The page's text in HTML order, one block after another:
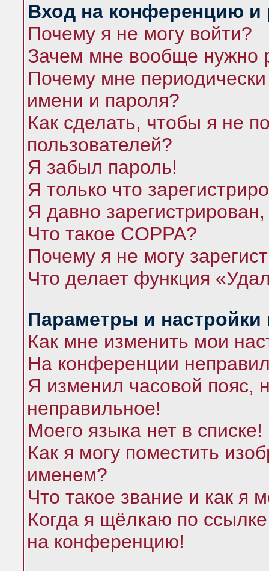
Вход на конференцию и
Почему я не могу войти?
Зачем мне вообще нужно
Почему мне
имени и пароля?
Как сделать, чтобы я не
пользователей?
Я забыл пароль!
Я только что
Я давно
Что такое COPPA?
Почему я не могу
Что делает функция
Параметры и настройки
Как мне изменить мои
На конференции
Я изменил часовой пояс,
неправильное!
Моего языка нет в списке!
Как я могу поместить
именем?
Что такое звание и как я
Когда я щёлкаю по
на конференцию!